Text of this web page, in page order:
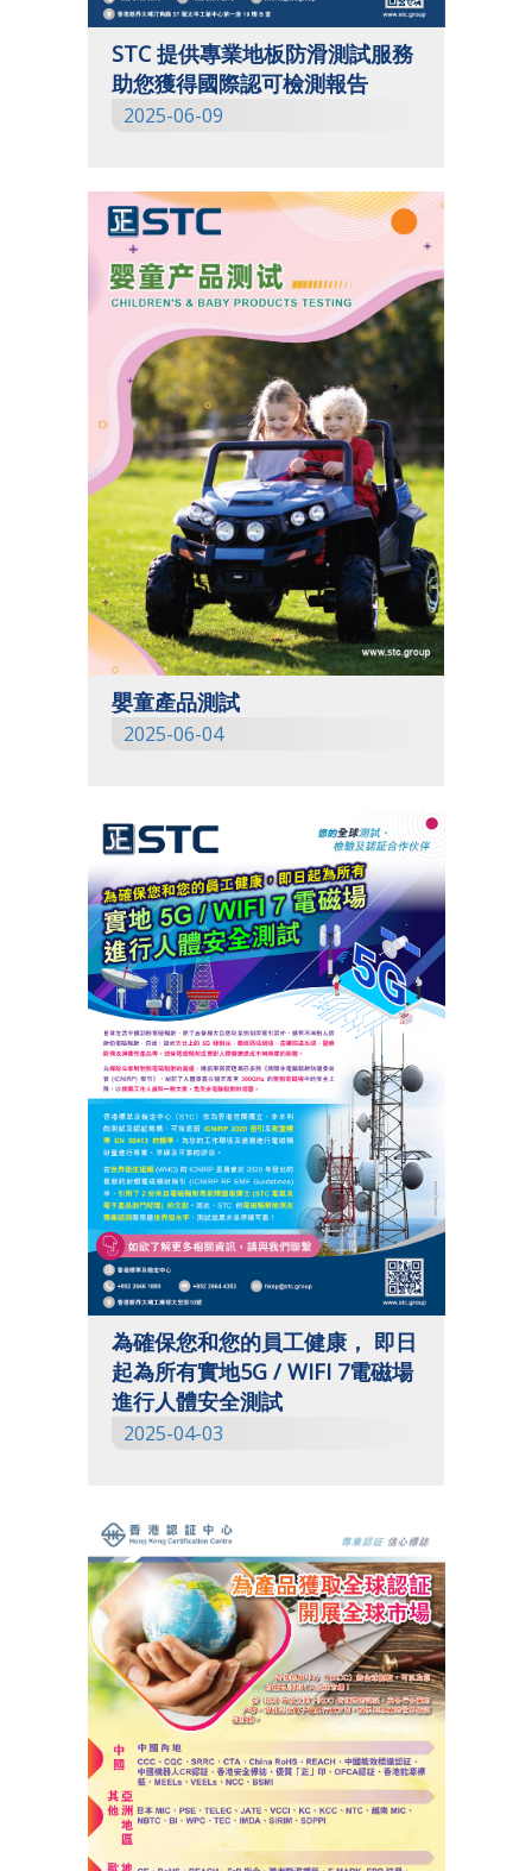
STC 提供專業地板防滑測試服務
助您獲得國際認可檢測報告
2025-06-09
嬰童產品測試
2025-06-04
為確保您和您的員工健康， 即日
起為所有實地5G / WIFI 7電磁場
進行人體安全測試
2025-04-03